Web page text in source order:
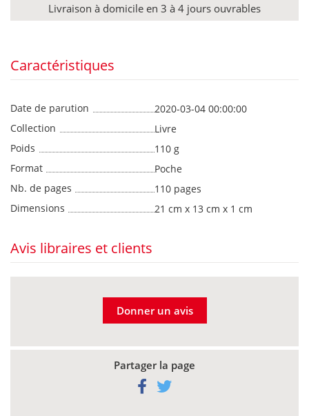
Livraison à domicile en 3 à 4 jours ouvrables
Caractéristiques
Date de parution
2020-03-04 00:00:00
Collection
Livre
Poids
110 g
Format
Poche
Nb. de pages
110 pages
Dimensions
21 cm x 13 cm x 1 cm
Avis libraires et clients
Donner un avis
Partager la page